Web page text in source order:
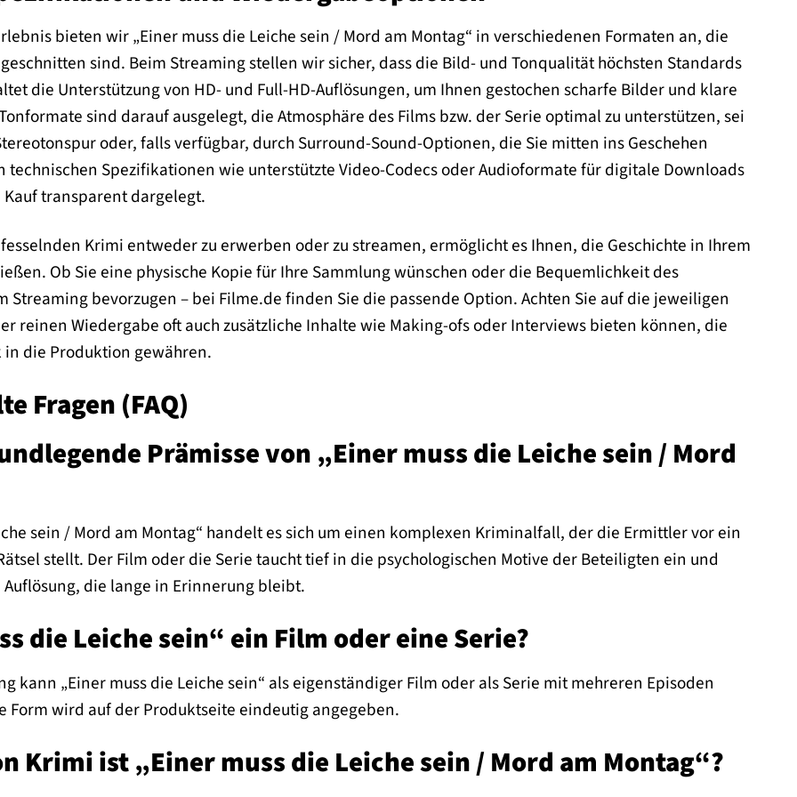
bieten wir „Einer muss die Leiche sein / Mord am Montag“ in verschiedenen Formaten an, die
sind. Beim Streaming stellen wir sicher, dass die Bild- und Tonqualität höchsten Standards
die Unterstützung von HD- und Full-HD-Auflösungen, um Ihnen gestochen scharfe Bilder und klare
sind darauf ausgelegt, die Atmosphäre des Films bzw. der Serie optimal zu unterstützen, sei
oder, falls verfügbar, durch Surround-Sound-Optionen, die Sie mitten ins Geschehen
technischen Spezifikationen wie unterstützte Video-Codecs oder Audioformate für digitale Downloads
transparent dargelegt.
Krimi entweder zu erwerben oder zu streamen, ermöglicht es Ihnen, die Geschichte in Ihrem
Ob Sie eine physische Kopie für Ihre Sammlung wünschen oder die Bequemlichkeit des
Streaming bevorzugen – bei Filme.de finden Sie die passende Option. Achten Sie auf die jeweiligen
reinen Wiedergabe oft auch zusätzliche Inhalte wie Making-ofs oder Interviews bieten können, die
die Produktion gewähren.
Fragen (FAQ)
Prämisse von „Einer muss die Leiche sein / Mord
sein / Mord am Montag“ handelt es sich um einen komplexen Kriminalfall, der die Ermittler vor ein
stellt. Der Film oder die Serie taucht tief in die psychologischen Motive der Beteiligten ein und
die lange in Erinnerung bleibt.
die Leiche sein“ ein Film oder eine Serie?
kann „Einer muss die Leiche sein“ als eigenständiger Film oder als Serie mit mehreren Episoden
Form wird auf der Produktseite eindeutig angegeben.
Krimi ist „Einer muss die Leiche sein / Mord am Montag“?